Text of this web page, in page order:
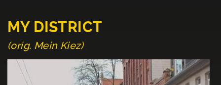
MY DISTRICT
(orig. Mein Kiez)